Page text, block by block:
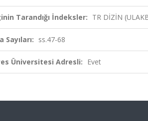
Tarandığı İndeksler: TR DİZİN
Sayıları: ss.47-68
Üniversitesi Adresli: Evet